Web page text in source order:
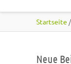
Startseite
Neue